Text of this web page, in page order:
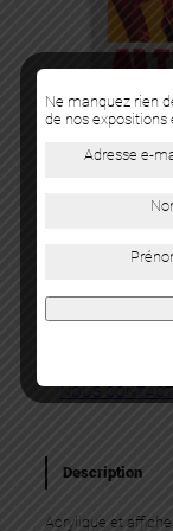
Levalet
LA POUDRE
NOUS
Description
Acrylique et
Ne manquez rien
de nos expositions
Adresse e-